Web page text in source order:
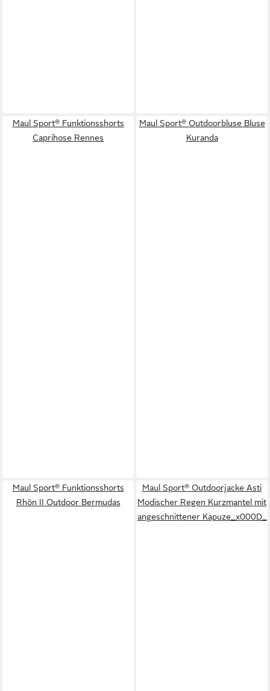
Maul Sport® Funktionsshorts
Caprihose Rennes
Maul Sport® Outdoorbluse Bluse
Kuranda
Maul Sport® Funktionsshorts
Rhön II Outdoor Bermudas
Maul Sport® Outdoorjacke Asti
Modischer Regen Kurzmantel mit
angeschnittener Kapuze_x000D_